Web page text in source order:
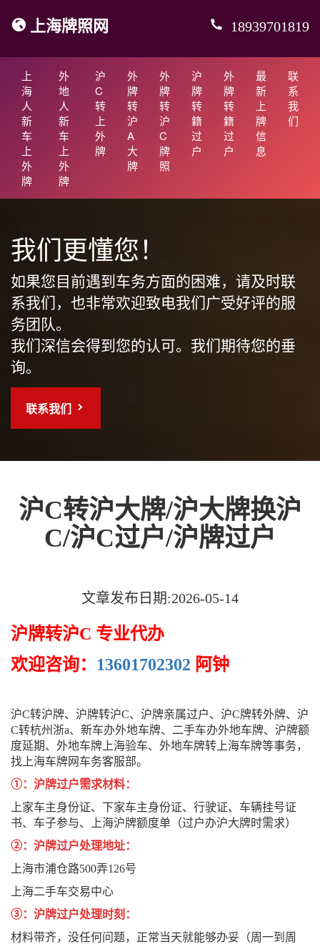
上海牌照网 18939701819
上
海
人
新
车
上
外
牌
外
地
人
新
车
上
外
牌
沪
C
转
上
外
牌
外
牌
转
沪
A
大
牌
外
牌
转
沪
C
牌
照
沪
牌
转
籍
过
户
外
牌
转
籍
过
户
最
新
上
牌
信
息
联
系
我
们
我们更懂您！
如果您目前遇到车务方面的困难，请及时联
系我们，也非常欢迎致电我们广受好评的服
务团队。
我们深信会得到您的认可。我们期待您的垂
询。
联系我们
沪C转沪大牌/沪大牌换沪
C/沪C过户/沪牌过户
文章发布日期:2026-05-14
沪牌转沪C 专业代办
欢迎咨询： 13601702302 阿钟
沪C转沪牌、沪牌转沪C、沪牌亲属过户、沪C牌转外牌、沪
C转杭州浙a、新车办外地车牌、二手车办外地车牌、沪牌额
度延期、外地车牌上海验车、外地车牌转上海车牌等事务，
找上海车牌网车务客服部。
①：沪牌过户需求材料：
上家车主身份证、下家车主身份证、行驶证、车辆挂号证
书、车子参与、上海沪牌额度单（过户办沪大牌时需求）
②：沪牌过户处理地址：
上海市浦仓路500弄126号
上海二手车交易中心
③：沪牌过户处理时刻：
材料带齐，没任何问题，正常当天就能够办妥（周一到周